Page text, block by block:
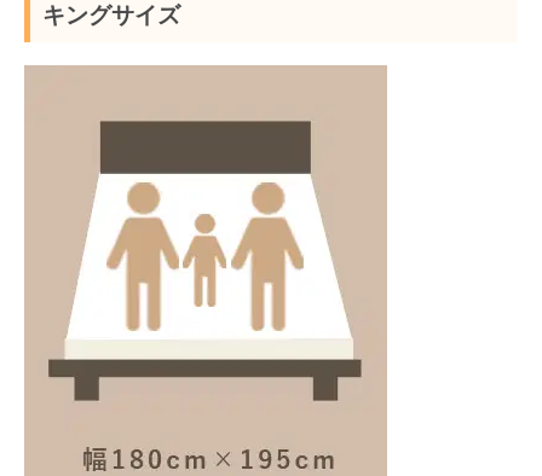
キングサイズ